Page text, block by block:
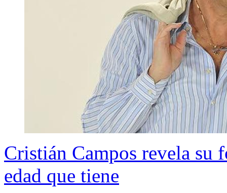
Cristián Campos revela su
edad que tiene